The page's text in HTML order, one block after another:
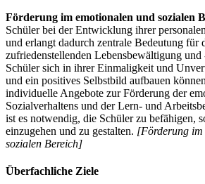
Förderung im emotionalen und sozialen
Schüler bei der Entwicklung ihrer
und erlangt dadurch zentrale Bedeutung
zufriedenstellenden Lebensbewältigung
Schüler sich in ihrer Einmaligkeit und
und ein positives Selbstbild aufbauen
individuelle Angebote zur Förderung der
Sozialverhaltens und der Lern- und
ist es notwendig, die Schüler zu befähigen,
einzugehen und zu gestalten. [Förderung im
sozialen Bereich]
Überfachliche Ziele